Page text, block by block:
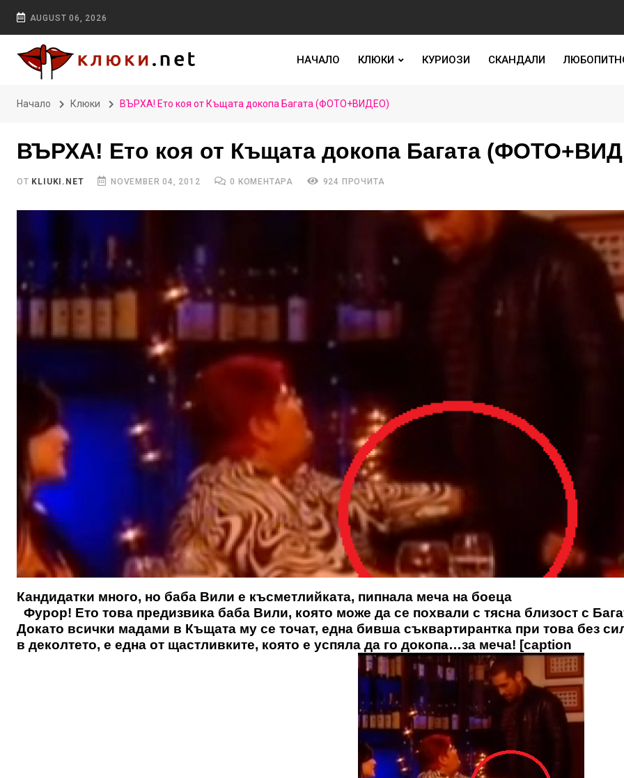
AUGUST 06, 2026
НАЧАЛО КЛЮКИ КУРИОЗИ СКАНДАЛИ
Начало Клюки ВЪРХА! Ето коя от Къщата докопа Багата (ФОТО+ВИДЕО)
ВЪРХА! Ето коя от Къщата докопа Багата
ОТ KLIUKI.NET NOVEMBER 04, 2012 0 КОМЕНТАРА 924 ПРОЧИТА
Кандидатки много, но баба Вили е късметлийката, пипнала меча на боеца
Фурор! Ето това предизвика баба Вили, която може да се похвали с тясна близост с
Докато всички мадами в Къщата му се точат, една бивша съквартирантка при това без
в деколтето, е една от щастливките, която е успяла да го докопа…за меча! [caption